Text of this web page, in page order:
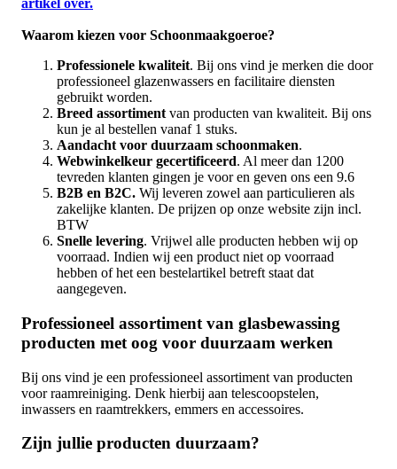
artikel over.
Waarom kiezen voor Schoonmaakgoeroe?
Professionele kwaliteit. Bij ons vind je merken die door
professioneel glazenwassers en facilitaire diensten
gebruikt worden.
Breed assortiment van producten van kwaliteit. Bij ons
kun je al bestellen vanaf 1 stuks.
Aandacht voor duurzaam schoonmaken.
Webwinkelkeur gecertificeerd. Al meer dan 1200
tevreden klanten gingen je voor en geven ons een 9.6
B2B en B2C. Wij leveren zowel aan particulieren als
zakelijke klanten. De prijzen op onze website zijn incl.
BTW
Snelle levering. Vrijwel alle producten hebben wij op
voorraad. Indien wij een product niet op voorraad
hebben of het een bestelartikel betreft staat dat
aangegeven.
Professioneel assortiment van glasbewassing
producten met oog voor duurzaam werken
Bij ons vind je een professioneel assortiment van producten
voor raamreiniging. Denk hierbij aan telescoopstelen,
inwassers en raamtrekkers, emmers en accessoires.
Zijn jullie producten duurzaam?